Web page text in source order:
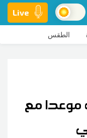
Live
الطقس
موعدا مع